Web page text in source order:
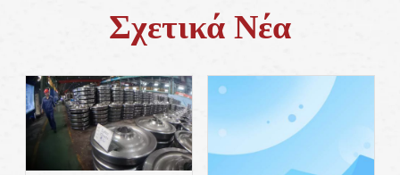
Σχετικά Νέα